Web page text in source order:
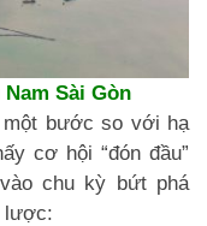
Sài Gòn
bước so với hạ
cơ hội “đón đầu”
chu kỳ bứt phá
lược: